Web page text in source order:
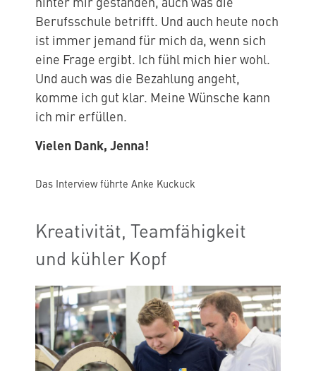
Berufsschule betrifft. Und auch heute noch
ist immer jemand für mich da, wenn sich
eine Frage ergibt. Ich fühl mich hier wohl.
Und auch was die Bezahlung angeht,
komme ich gut klar. Meine Wünsche kann
ich mir erfüllen.
Vielen Dank, Jenna!
Das Interview führte Anke Kuckuck
Kreativität, Teamfähigkeit
und kühler Kopf